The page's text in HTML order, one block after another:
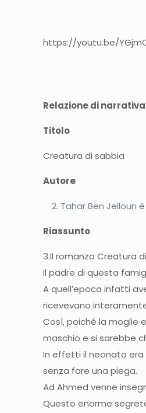
https://youtu.be/
Relazione di narrativa
Titolo
Creatura di sabbia
Autore
Tahar Ben Jelloun
Riassunto
3.Il romanzo Creatura
Il padre di questa
A quell’epoca infatti
ricevevano
Così, poiché la moglie
maschio e si sarebbe
In effetti il neonato era
senza fare una piega.
Ad Ahmed venne
Questo enorme